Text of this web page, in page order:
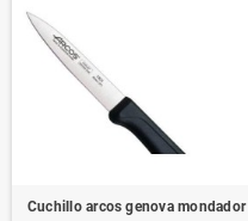
Cuchillo arcos genova mondador